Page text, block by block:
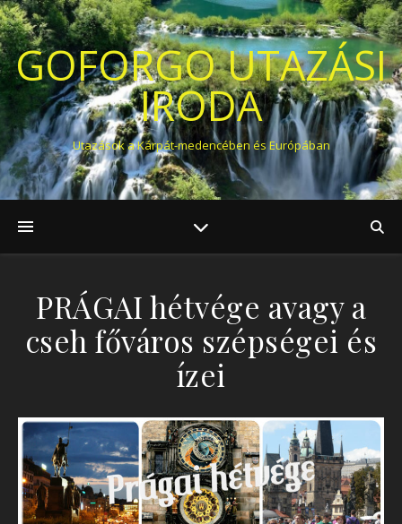
GOFORGO UTAZÁSI
IRODA
Utazások a Kárpát-medencében és Európában
PRÁGAI hétvége avagy a
cseh főváros szépségei és
ízei